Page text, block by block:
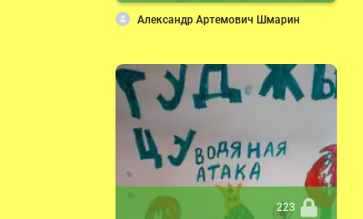
Александр Артемович Шмарин
223